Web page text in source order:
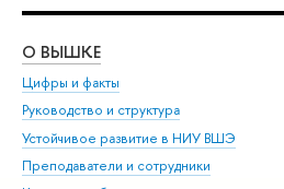
О ВЫШКЕ
Цифры и факты
Руководство и структура
Устойчивое развитие в НИУ ВШЭ
Преподаватели и сотрудники